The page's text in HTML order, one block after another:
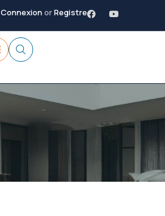
ConnexionorRegistre